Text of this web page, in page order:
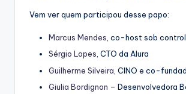
Vem ver quem participou desse papo:
Marcus Mendes, co-host sob
Sérgio Lopes, CTO da Alura
Guilherme Silveira , CINO e co-
Giulia Bordignon – Desenvolvedora